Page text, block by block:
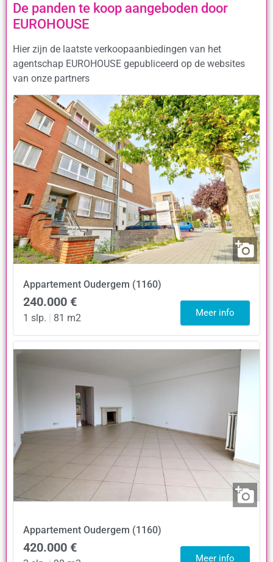
De panden te koop aangeboden door
EUROHOUSE
Hier zijn de laatste verkoopaanbiedingen van het
agentschap EUROHOUSE gepubliceerd op de websites
van onze partners
Appartement Oudergem (1160)
240.000 €
1 slp. | 81 m2 Meer info
Appartement Oudergem (1160)
420.000 €
Meer info